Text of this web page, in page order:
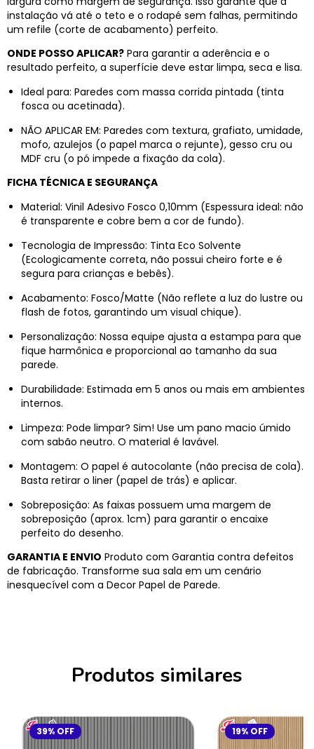
instalação vá até o teto e o rodapé sem falhas, permitindo
um refile (corte de acabamento) perfeito.
ONDE POSSO APLICAR? Para garantir a aderência e o
resultado perfeito, a superfície deve estar limpa, seca e lisa.
Ideal para: Paredes com massa corrida pintada (tinta
fosca ou acetinada).
NÃO APLICAR EM: Paredes com textura, grafiato, umidade,
mofo, azulejos (o papel marca o rejunte), gesso cru ou
MDF cru (o pó impede a fixação da cola).
FICHA TÉCNICA E SEGURANÇA
Material: Vinil Adesivo Fosco 0,10mm (Espessura ideal: não
é transparente e cobre bem a cor de fundo).
Tecnologia de Impressão: Tinta Eco Solvente
(Ecologicamente correta, não possui cheiro forte e é
segura para crianças e bebês).
Acabamento: Fosco/Matte (Não reflete a luz do lustre ou
flash de fotos, garantindo um visual chique).
Personalização: Nossa equipe ajusta a estampa para que
fique harmônica e proporcional ao tamanho da sua
parede.
Durabilidade: Estimada em 5 anos ou mais em ambientes
internos.
Limpeza: Pode limpar? Sim! Use um pano macio úmido
com sabão neutro. O material é lavável.
Montagem: O papel é autocolante (não precisa de cola).
Basta retirar o liner (papel de trás) e aplicar.
Sobreposição: As faixas possuem uma margem de
sobreposição (aprox. 1cm) para garantir o encaixe
perfeito do desenho.
GARANTIA E ENVIO Produto com Garantia contra defeitos
de fabricação. Transforme sua sala em um cenário
inesquecível com a Decor Papel de Parede.
Produtos similares
39% OFF 19% OFF